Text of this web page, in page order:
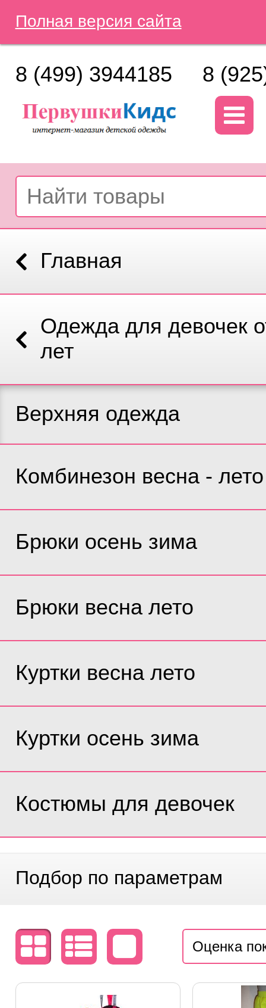
Полная версия сайта
8 (499) 3944185 8
Главная
Одежда для девочек
лет
Верхняя одежда
Комбинезон весна - лето
Брюки осень зима
Брюки весна лето
Куртки весна лето
Куртки осень зима
Костюмы для девочек
Подбор по параметрам
Оценка